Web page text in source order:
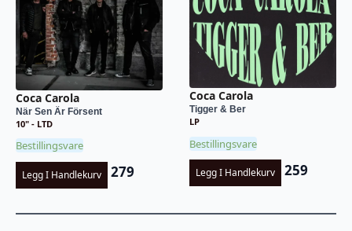
Coca Carola
När Sen Är Försent
10" - LTD
Bestillingsvare
Legg I Handlekurv 279
Coca Carola
Tigger & Ber
LP
Bestillingsvare
Legg I Handlekurv 259